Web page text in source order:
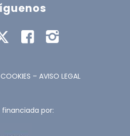
–AVISO LEGAL
financiada por: